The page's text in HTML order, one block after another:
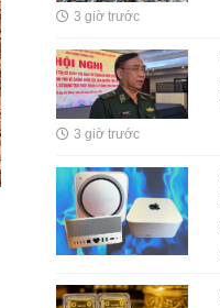
3 giờ trước
3 giờ trước